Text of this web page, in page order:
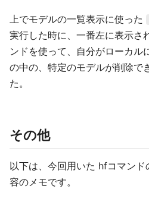
上でモデルの一覧表示に使った
実行した時に、一番左に表示さ
ンドを使って、自分がローカル
の中の、特定のモデルが削除で
た。
その他
以下は、今回用いた hfコマン
容のメモです。